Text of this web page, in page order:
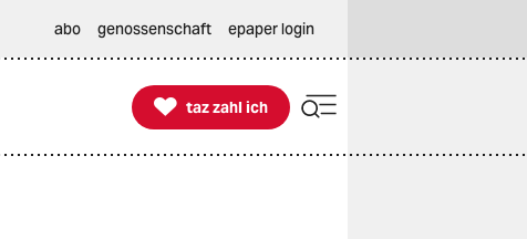
abo genossenschaft epaper login

taz zahl ich
taz zahl ich